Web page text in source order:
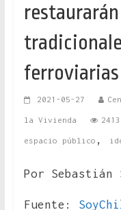
ferroviarias
2021-05-27
la Vivienda
espacio público ,
Por Sebastián
Fuente: